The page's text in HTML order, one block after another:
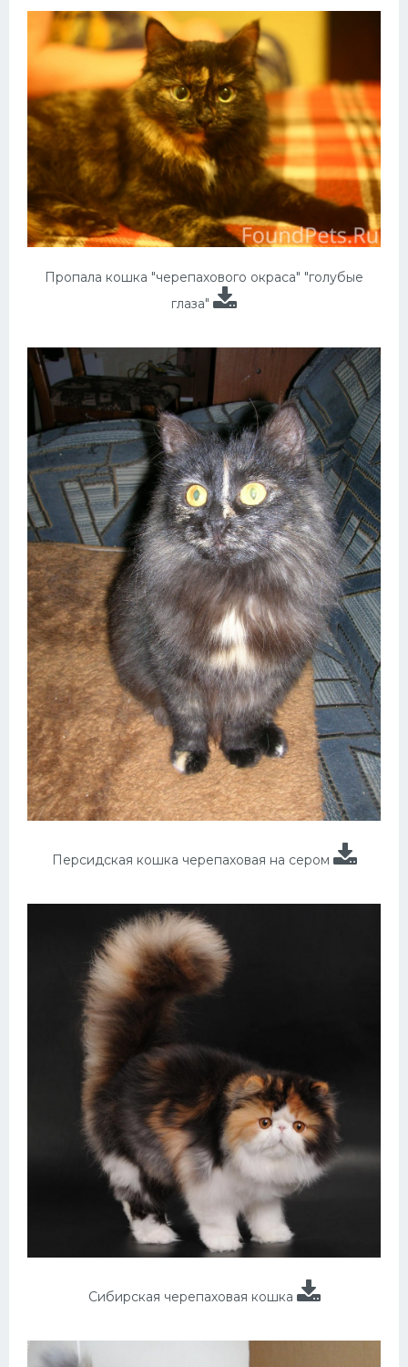
Пропала кошка "черепахового окраса" "голубые
глаза"
Персидская кошка черепаховая на сером
Сибирская черепаховая кошка